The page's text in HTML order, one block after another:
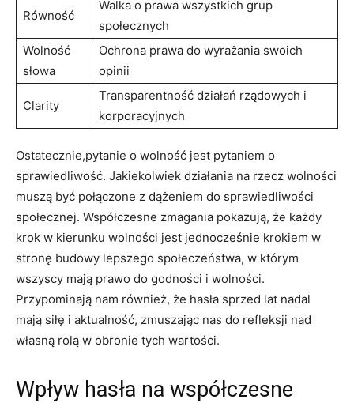
Równość
Walka o ⁣prawa ⁤wszystkich grup
społecznych
Wolność
słowa
Ochrona prawa⁣ do wyrażania ⁤swoich
opinii
Clarity
Transparentność działań rządowych i
korporacyjnych
Ostatecznie,pytanie‍ o wolność jest ⁤pytaniem o
sprawiedliwość. Jakiekolwiek działania na rzecz wolności⁤
muszą być połączone z dążeniem do sprawiedliwości​
społecznej. Współczesne zmagania⁢ pokazują, że każdy
krok ‍w kierunku wolności jest jednocześnie krokiem ​w
⁣stronę budowy lepszego ⁣społeczeństwa, w którym‌
wszyscy‌ mają prawo do⁢ godności i wolności.
‌Przypominają nam również, że hasła sprzed lat nadal
mają siłę ​i⁤ aktualność, zmuszając nas do refleksji ‍nad
‍własną ⁢rolą w obronie tych ⁣wartości.
Wpływ⁢ hasła na współczesne